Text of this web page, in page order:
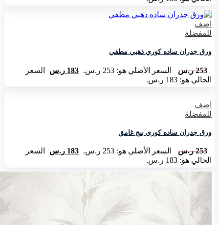
اضف
للمفضلة
ورق جدران ساده كوري ذهبي مطفي
253 ر.س السعر الأصلي هو: 253 ر.س. 183 ر.س
السعر
الحالي هو: 183 ر.س.
اضف
للمفضلة
ورق جدران ساده كوري بيج غامق
253 ر.س السعر الأصلي هو: 253 ر.س. 183 ر.س
السعر
الحالي هو: 183 ر.س.